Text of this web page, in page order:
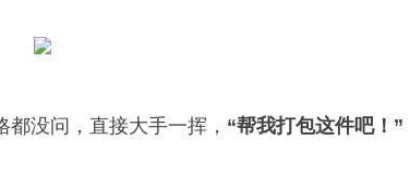
没问，直接大手一挥， “帮我打包这件吧！”